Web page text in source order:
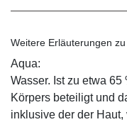
Weitere Erläuterungen
Aqua:
Wasser. Ist zu etwa
Körpers beteiligt und
inklusive der der